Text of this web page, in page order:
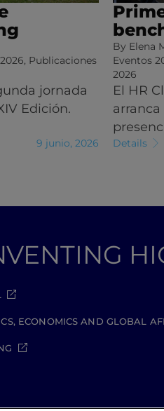
, Publicaciones
jornada
Edición.
9 junio, 2026
By Elena
Eventos
2026
El HR
Details
ECONOMICS AND GLOBAL